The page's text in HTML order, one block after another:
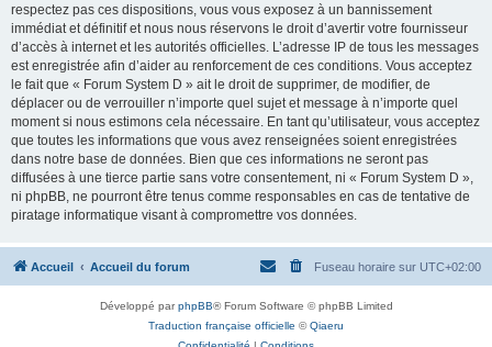
respectez pas ces dispositions, vous vous exposez à un bannissement
immédiat et définitif et nous nous réservons le droit d’avertir votre fournisseur
d’accès à internet et les autorités officielles. L’adresse IP de tous les messages
est enregistrée afin d’aider au renforcement de ces conditions. Vous acceptez
le fait que « Forum System D » ait le droit de supprimer, de modifier, de
déplacer ou de verrouiller n’importe quel sujet et message à n’importe quel
moment si nous estimons cela nécessaire. En tant qu’utilisateur, vous acceptez
que toutes les informations que vous avez renseignées soient enregistrées
dans notre base de données. Bien que ces informations ne seront pas
diffusées à une tierce partie sans votre consentement, ni « Forum System D »,
ni phpBB, ne pourront être tenus comme responsables en cas de tentative de
piratage informatique visant à compromettre vos données.
Accueil Accueil du forum Fuseau horaire sur UTC+02:00
Développé parphpBB® Forum Software © phpBB Limited
Traduction française officielle ©Qiaeru